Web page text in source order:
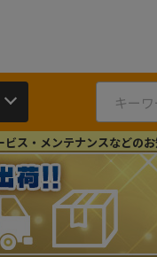
ス・メンテナンスなどの